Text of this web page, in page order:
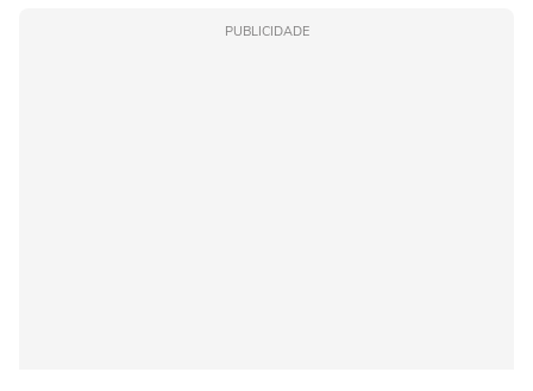
PUBLICIDADE